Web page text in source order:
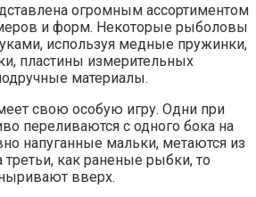
огромным ассортиментом
и форм. Некоторые рыболовы
используя медные пружинки,
пластины измерительных
материалы.
свою особую игру. Одни при
переливаются с одного бока на
напуганные мальки, метаются из
третьи, как раненые рыбки, то
вверх.